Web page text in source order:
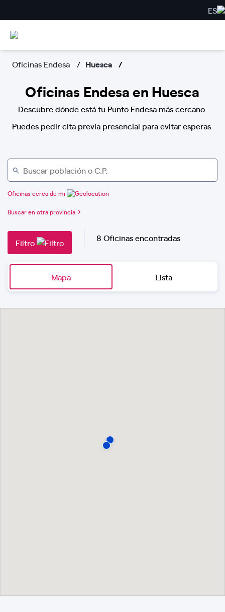
ES
Oficinas Endesa Huesca
Oficinas Endesa en Huesca
Descubre dónde está tu Punto Endesa más cercano.
Puedes pedir cita previa presencial para evitar esperas.
Oficinas cerca de mi
Buscar en otra provincia
Filtro 8 Oficinas encontradas
Mapa Lista